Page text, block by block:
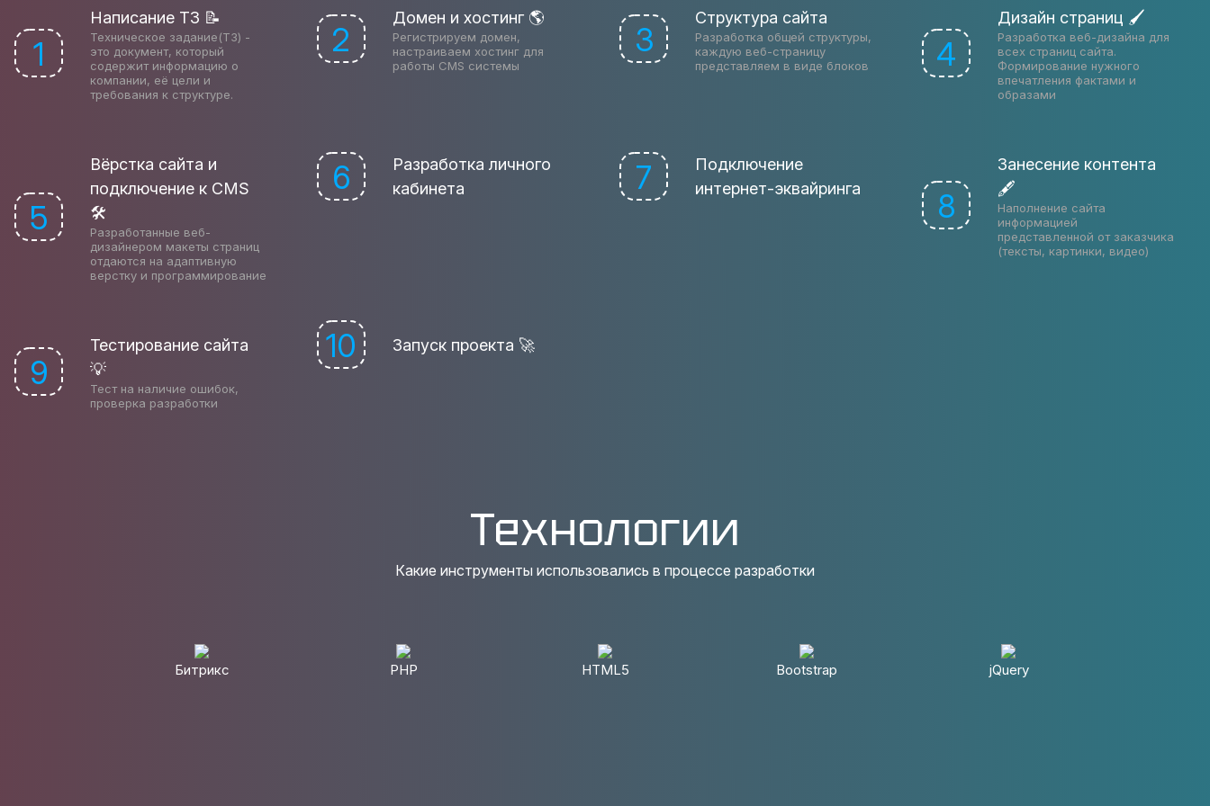
1
Написание ТЗ 📝
Техническое задание(ТЗ) -
это документ, который
содержит информацию о
компании, её цели и
требования к структуре.
2
Домен и хостинг 🌎
Регистрируем домен,
настраиваем хостинг для
работы CMS системы
3
Структура сайта
Разработка общей структуры,
каждую веб-страницу
представляем в виде блоков
4
Дизайн страниц 🖌
Разработка веб-дизайна для
всех страниц сайта.
Формирование нужного
впечатления фактами и
образами
5
Вёрстка сайта и
подключение к CMS
🛠
Разработанные веб-
дизайнером макеты страниц
отдаются на адаптивную
верстку и программирование
6
Разработка личного
кабинета
7
Подключение
интернет-эквайринга
8
Занесение контента
🖋
Наполнение сайта
информацией
представленной от заказчика
(тексты, картинки, видео)
9
Тестирование сайта
💡
Тест на наличие ошибок,
проверка разработки
10 Запуск проекта 🚀
Технологии
Какие инструменты использовались в процессе разработки
Битрикс PHP HTML5 Bootstrap jQuery